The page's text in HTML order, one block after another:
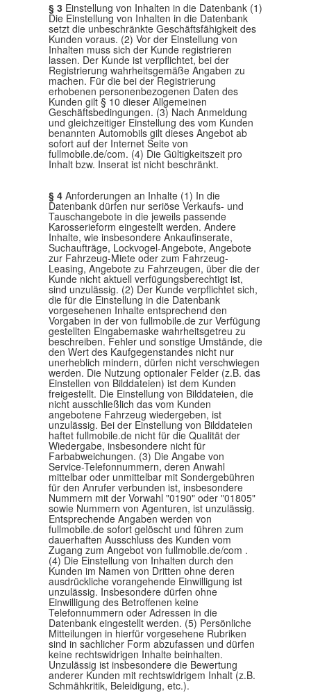
§ 3 Einstellung von Inhalten in die Datenbank (1)
Die Einstellung von Inhalten in die Datenbank
setzt die unbeschränkte Geschäftsfähigkeit des
Kunden voraus. (2) Vor der Einstellung von
Inhalten muss sich der Kunde registrieren
lassen. Der Kunde ist verpflichtet, bei der
Registrierung wahrheitsgemäße Angaben zu
machen. Für die bei der Registrierung
erhobenen personenbezogenen Daten des
Kunden gilt § 10 dieser Allgemeinen
Geschäftsbedingungen. (3) Nach Anmeldung
und gleichzeitiger Einstellung des vom Kunden
benannten Automobils gilt dieses Angebot ab
sofort auf der Internet Seite von
fullmobile.de/com. (4) Die Gültigkeitszeit pro
Inhalt bzw. Inserat ist nicht beschränkt.
§ 4 Anforderungen an Inhalte (1) In die
Datenbank dürfen nur seriöse Verkaufs- und
Tauschangebote in die jeweils passende
Karosserieform eingestellt werden. Andere
Inhalte, wie insbesondere Ankaufinserate,
Suchaufträge, Lockvogel-Angebote, Angebote
zur Fahrzeug-Miete oder zum Fahrzeug-
Leasing, Angebote zu Fahrzeugen, über die der
Kunde nicht aktuell verfügungsberechtigt ist,
sind unzulässig. (2) Der Kunde verpflichtet sich,
die für die Einstellung in die Datenbank
vorgesehenen Inhalte entsprechend den
Vorgaben in der von fullmobile.de zur Verfügung
gestellten Eingabemaske wahrheitsgetreu zu
beschreiben. Fehler und sonstige Umstände, die
den Wert des Kaufgegenstandes nicht nur
unerheblich mindern, dürfen nicht verschwiegen
werden. Die Nutzung optionaler Felder (z.B. das
Einstellen von Bilddateien) ist dem Kunden
freigestellt. Die Einstellung von Bilddateien, die
nicht ausschließlich das vom Kunden
angebotene Fahrzeug wiedergeben, ist
unzulässig. Bei der Einstellung von Bilddateien
haftet fullmobile.de nicht für die Qualität der
Wiedergabe, insbesondere nicht für
Farbabweichungen. (3) Die Angabe von
Service-Telefonnummern, deren Anwahl
mittelbar oder unmittelbar mit Sondergebühren
für den Anrufer verbunden ist, insbesondere
Nummern mit der Vorwahl "0190" oder "01805"
sowie Nummern von Agenturen, ist unzulässig.
Entsprechende Angaben werden von
fullmobile.de sofort gelöscht und führen zum
dauerhaften Ausschluss des Kunden vom
Zugang zum Angebot von fullmobile.de/com .
(4) Die Einstellung von Inhalten durch den
Kunden im Namen von Dritten ohne deren
ausdrückliche vorangehende Einwilligung ist
unzulässig. Insbesondere dürfen ohne
Einwilligung des Betroffenen keine
Telefonnummern oder Adressen in die
Datenbank eingestellt werden. (5) Persönliche
Mitteilungen in hierfür vorgesehene Rubriken
sind in sachlicher Form abzufassen und dürfen
keine rechtswidrigen Inhalte beinhalten.
Unzulässig ist insbesondere die Bewertung
anderer Kunden mit rechtswidrigem Inhalt (z.B.
Schmähkritik, Beleidigung, etc.).